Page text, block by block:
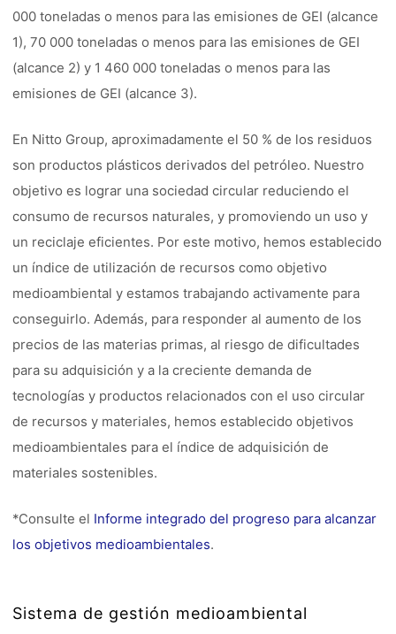
000 toneladas o menos para las emisiones de GEI (alcance
1), 70 000 toneladas o menos para las emisiones de GEI
(alcance 2) y 1 460 000 toneladas o menos para las
emisiones de GEI (alcance 3).
En Nitto Group, aproximadamente el 50 % de los residuos
son productos plásticos derivados del petróleo. Nuestro
objetivo es lograr una sociedad circular reduciendo el
consumo de recursos naturales, y promoviendo un uso y
un reciclaje eficientes. Por este motivo, hemos establecido
un índice de utilización de recursos como objetivo
medioambiental y estamos trabajando activamente para
conseguirlo. Además, para responder al aumento de los
precios de las materias primas, al riesgo de dificultades
para su adquisición y a la creciente demanda de
tecnologías y productos relacionados con el uso circular
de recursos y materiales, hemos establecido objetivos
medioambientales para el índice de adquisición de
materiales sostenibles.
*Consulte el Informe integrado del progreso para alcanzar
los objetivos medioambientales.
Sistema de gestión medioambiental